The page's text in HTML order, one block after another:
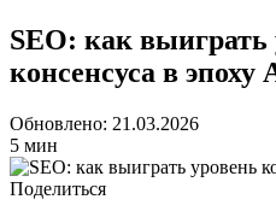
SEO: как выиграть
консенсуса в эпоху
Обновлено: 21.03.2026
5 мин
Поделиться